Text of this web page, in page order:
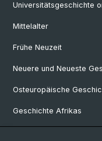
Universitätsgeschichte
Mittelalter
Frühe Neuzeit
Neuere und Neueste
Osteuropäische
Geschichte Afrikas